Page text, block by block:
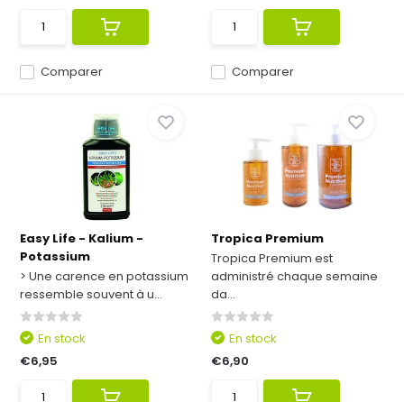
Comparer Comparer
Easy Life - Kalium -
Potassium
> Une carence en potassium
ressemble souvent à u...
En stock
€6,95
Tropica Premium
Tropica Premium est
administré chaque semaine
da...
En stock
€6,90